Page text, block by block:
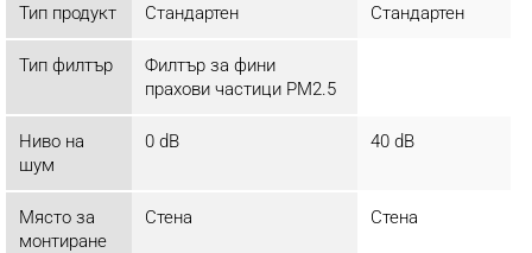
Тип продукт Стандартен Стандартен
Тип филтър
Филтър за фини
прахови частици PM2.5
Ниво на
шум
0 dB 40 dB
Място за
монтиране
Стена Стена